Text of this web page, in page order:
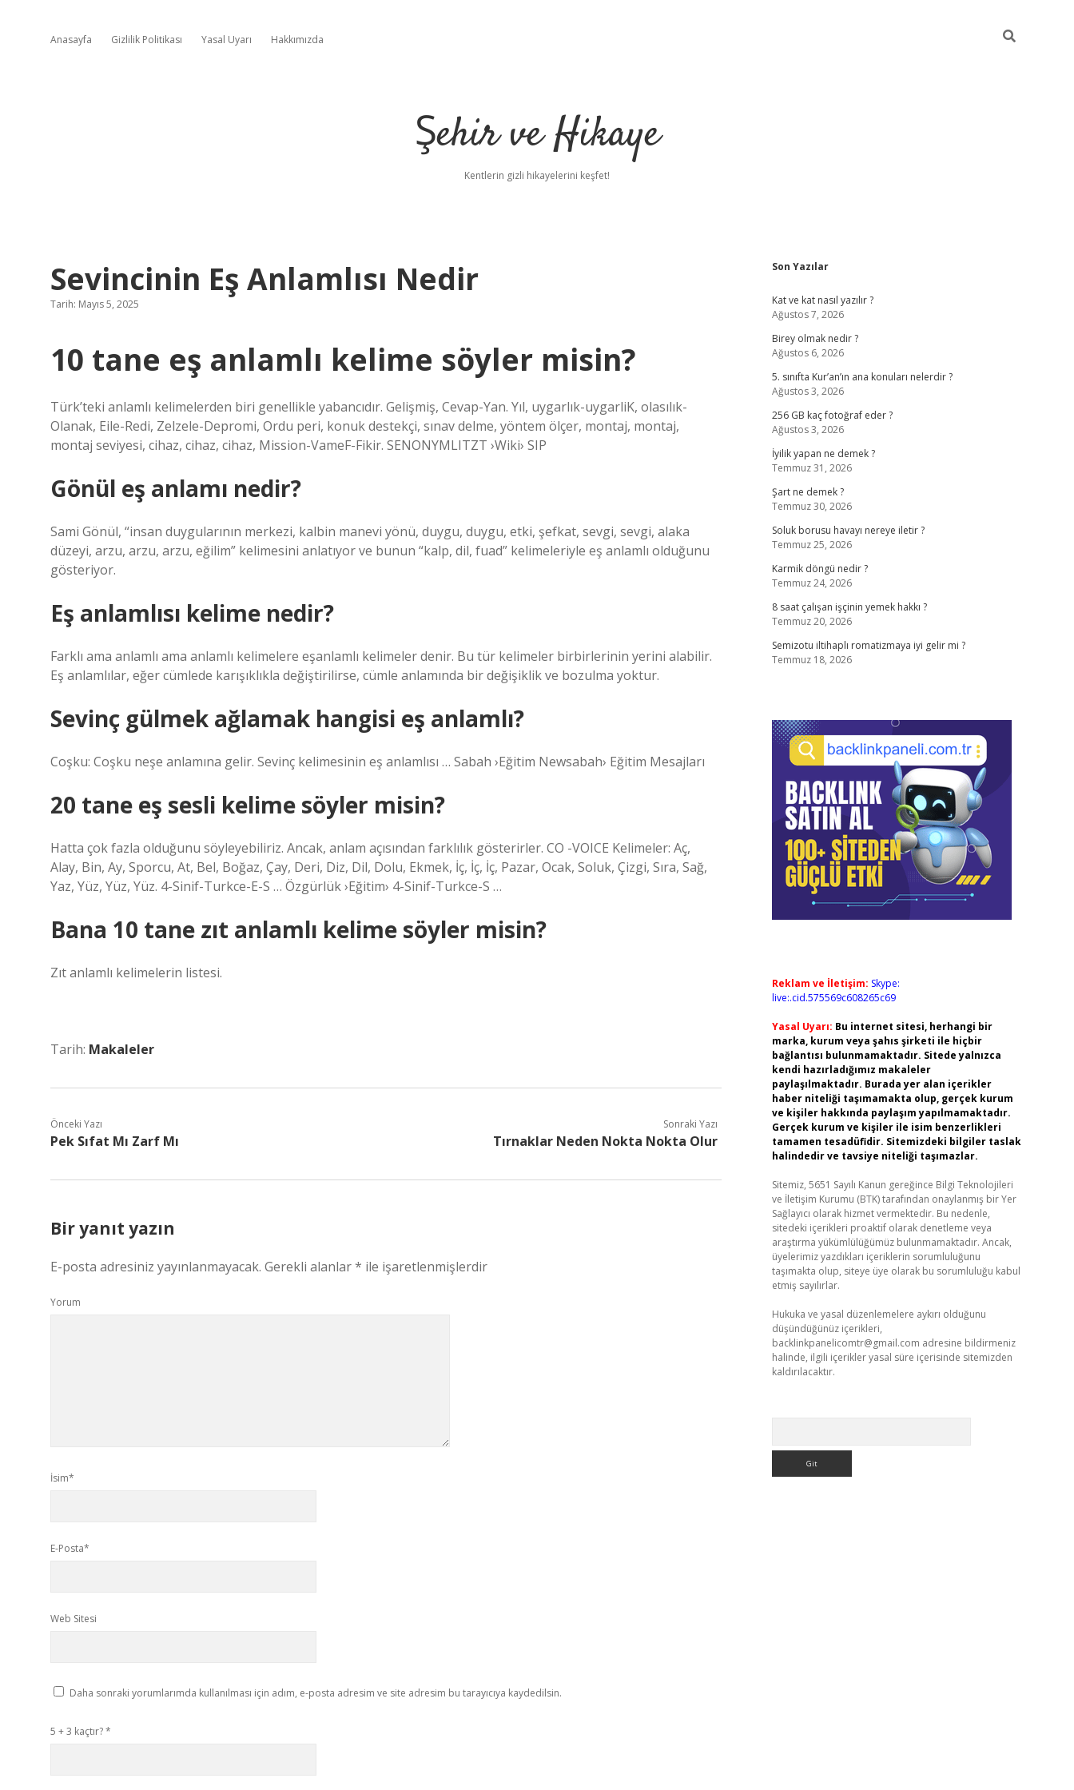
Anasayfa Gizlilik Politikası Yasal Uyarı Hakkımızda
Şehir ve Hikaye
Kentlerin gizli hikayelerini keşfet!
Sevincinin Eş Anlamlısı Nedir
Tarih: Mayıs 5, 2025
10 tane eş anlamlı kelime söyler misin?
Türk’teki anlamlı kelimelerden biri genellikle yabancıdır. Gelişmiş, Cevap-Yan. Yıl, uygarlık-uygarliK, olasılık-
Olanak, Eile-Redi, Zelzele-Depromi, Ordu peri, konuk destekçi, sınav delme, yöntem ölçer, montaj, montaj,
montaj seviyesi, cihaz, cihaz, cihaz, Mission-VameF-Fikir. SENONYMLITZT ›Wiki› SIP
Gönül eş anlamı nedir?
Sami Gönül, “insan duygularının merkezi, kalbin manevi yönü, duygu, duygu, etki, şefkat, sevgi, sevgi, alaka
düzeyi, arzu, arzu, arzu, eğilim” kelimesini anlatıyor ve bunun “kalp, dil, fuad” kelimeleriyle eş anlamlı olduğunu
gösteriyor.
Eş anlamlısı kelime nedir?
Farklı ama anlamlı ama anlamlı kelimelere eşanlamlı kelimeler denir. Bu tür kelimeler birbirlerinin yerini alabilir.
Eş anlamlılar, eğer cümlede karışıklıkla değiştirilirse, cümle anlamında bir değişiklik ve bozulma yoktur.
Sevinç gülmek ağlamak hangisi eş anlamlı?
Coşku: Coşku neşe anlamına gelir. Sevinç kelimesinin eş anlamlısı … Sabah ›Eğitim Newsabah› Eğitim Mesajları
20 tane eş sesli kelime söyler misin?
Hatta çok fazla olduğunu söyleyebiliriz. Ancak, anlam açısından farklılık gösterirler. CO -VOICE Kelimeler: Aç,
Alay, Bin, Ay, Sporcu, At, Bel, Boğaz, Çay, Deri, Diz, Dil, Dolu, Ekmek, İç, İç, İç, Pazar, Ocak, Soluk, Çizgi, Sıra, Sağ,
Yaz, Yüz, Yüz, Yüz. 4-Sinif-Turkce-E-S … Özgürlük ›Eğitim› 4-Sinif-Turkce-S …
Bana 10 tane zıt anlamlı kelime söyler misin?
Zıt anlamlı kelimelerin listesi.
Tarih: Makaleler
Önceki Yazı
Pek Sıfat Mı Zarf Mı
Sonraki Yazı
Tırnaklar Neden Nokta Nokta Olur
Bir yanıt yazın
E-posta adresiniz yayınlanmayacak. Gerekli alanlar* ile işaretlenmişlerdir
Yorum
İsim*
E-Posta*
Web Sitesi
Daha sonraki yorumlarımda kullanılması için adım, e-posta adresim ve site adresim bu tarayıcıya kaydedilsin.
5 + 3 kaçtır?*
Sidebar
Son Yazılar
Kat ve kat nasıl yazılır ?
Ağustos 7, 2026
Birey olmak nedir ?
Ağustos 6, 2026
5. sınıfta Kur’an’ın ana konuları nelerdir ?
Ağustos 3, 2026
256 GB kaç fotoğraf eder ?
Ağustos 3, 2026
İyilik yapan ne demek ?
Temmuz 31, 2026
Şart ne demek ?
Temmuz 30, 2026
Soluk borusu havayı nereye iletir ?
Temmuz 25, 2026
Karmik döngü nedir ?
Temmuz 24, 2026
8 saat çalışan işçinin yemek hakkı ?
Temmuz 20, 2026
Semizotu iltihaplı romatizmaya iyi gelir mi ?
Temmuz 18, 2026
Reklam ve İletişim: Skype:
live:.cid.575569c608265c69
Yasal Uyarı: Bu internet sitesi, herhangi bir
marka, kurum veya şahıs şirketi ile hiçbir
bağlantısı bulunmamaktadır. Sitede yalnızca
kendi hazırladığımız makaleler
paylaşılmaktadır. Burada yer alan içerikler
haber niteliği taşımamakta olup, gerçek kurum
ve kişiler hakkında paylaşım yapılmamaktadır.
Gerçek kurum ve kişiler ile isim benzerlikleri
tamamen tesadüfidir. Sitemizdeki bilgiler taslak
halindedir ve tavsiye niteliği taşımazlar.
Sitemiz, 5651 Sayılı Kanun gereğince Bilgi Teknolojileri
ve İletişim Kurumu (BTK) tarafından onaylanmış bir Yer
Sağlayıcı olarak hizmet vermektedir. Bu nedenle,
sitedeki içerikleri proaktif olarak denetleme veya
araştırma yükümlülüğümüz bulunmamaktadır. Ancak,
üyelerimiz yazdıkları içeriklerin sorumluluğunu
taşımakta olup, siteye üye olarak bu sorumluluğu kabul
etmiş sayılırlar.
Hukuka ve yasal düzenlemelere aykırı olduğunu
düşündüğünüz içerikleri,
backlinkpanelicomtr@gmail.com adresine bildirmeniz
halinde, ilgili içerikler yasal süre içerisinde sitemizden
kaldırılacaktır.